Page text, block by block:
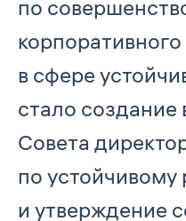
по
в сфере
стало создание
Совета
по устойчивому
и утверждение